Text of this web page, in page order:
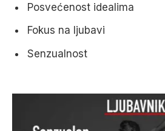
Posvećenost idealima
Fokus na ljubavi
Senzualnost